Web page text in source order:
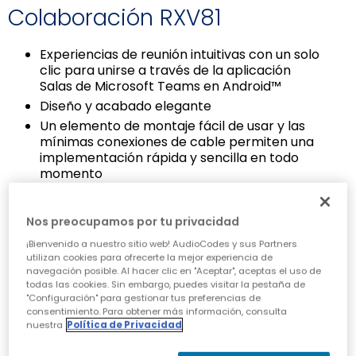
Colaboración RXV81
Experiencias de reunión intuitivas con un solo
clic para unirse a través de la aplicación
Salas de Microsoft Teams en Android™
Diseño y acabado elegante
Un elemento de montaje fácil de usar y las
mínimas conexiones de cable permiten una
implementación rápida y sencilla en todo
momento
externo adicional
Gestione reuniones sin esfuerzo utilizando la
unidad específica de control remoto
administrada por Bluetooth
La barra de colaboración RXV81 se puede
gestionar a través delAdministrador de
dispositivos del One Voice Operations Center
Nos preocupamos por tu privacidad
¡Bienvenido a nuestro sitio web! AudioCodes y sus Partners
utilizan cookies para ofrecerte la mejor experiencia de
navegación posible. Al hacer clic en "Aceptar", aceptas el uso de
todas las cookies. Sin embargo, puedes visitar la pestaña de
"Configuración" para gestionar tus preferencias de
consentimiento. Para obtener más información, consulta
nuestra Política de Privacidad